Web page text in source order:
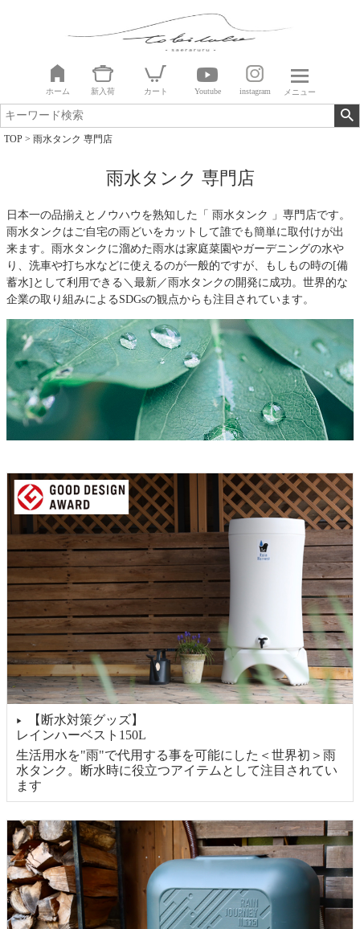
ホーム 新入荷 カート Youtube instagram メニュー
TOP 雨水タンク 専門店
雨水タンク 専門店
日本一の品揃えとノウハウを熟知した「 雨水タンク 」専門店です。
雨水タンクはご自宅の雨どいをカットして誰でも簡単に取付けが出
来ます。雨水タンクに溜めた雨水は家庭菜園やガーデニングの水や
り、洗車や打ち水などに使えるのが一般的ですが、もしもの時の[備
蓄水]として利用できる＼最新／雨水タンクの開発に成功。世界的な
企業の取り組みによるSDGsの観点からも注目されています。
▶
【断水対策グッズ】
レインハーベスト150L
生活用水を"雨"で代用する事を可能にした＜世界初＞雨
水タンク。断水時に役立つアイテムとして注目されてい
ます